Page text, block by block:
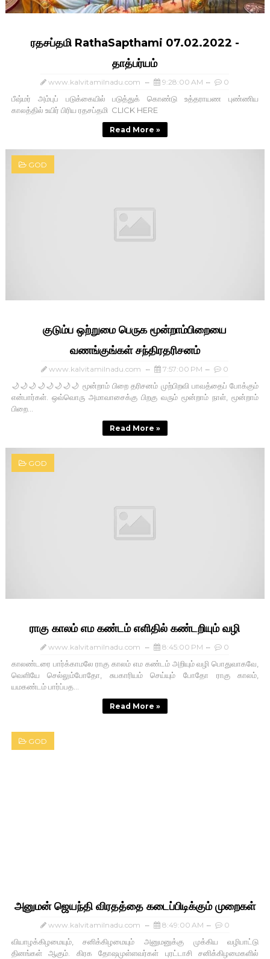
ரதசப்தமி RathaSapthami 07.02.2022 -
தாத்பர்யம்
www.kalvitamilnadu.com 9:28:00 AM 0
பீஷ்மர் அம்புப் படுக்கையில் படுத்துக் கொண்டு உத்தராயண புண்ணிய
காலத்தில் உயிர் பிரிய ரதசப்தமி CLICK HERE
Read More »
GOD
குடும்ப ஒற்றுமை பெருக மூன்றாம்பிறையை
வணங்குங்கள் சந்திரதரிசனம்
www.kalvitamilnadu.com 7:57:00 PM 0
🌙🌙🌙🌙🌙🌙🌙🌙 மூன்றாம் பிறை தரிசனம் முற்பிறவி பாவத்தைப் போக்கும்
என்பார்கள். ஒவ்வொரு அமாவாசைக்கு பிறகு வரும் மூன்றாம் நாள், மூன்றாம்
பிறை...
Read More »
GOD
ராகு காலம் எம கண்டம் எளிதில் கண்டறியும் வழி
www.kalvitamilnadu.com 8:45:00 PM 0
காலண்டரை பார்க்காமலே ராகு காலம் எம கண்டம் அறியும் வழி பொதுவாகவே,
வெளியே செல்லும்போதோ, சுபகாரியம் செய்யும் போதோ ராகு காலம்,
யமகண்டம் பார்ப்பத...
Read More »
GOD
அனுமன் ஜெயந்தி விரதத்தை கடைப்பிடிக்கும் முறைகள்
www.kalvitamilnadu.com 8:49:00 AM 0
வியாழக்கிழமையும், சனிக்கிழமையும் அனுமனுக்கு முக்கிய வழிபாட்டு
தினங்கள் ஆகும். கிரக தோஷமுள்ளவர்கள் புரட்டாசி சனிக்கிழமைகளில்